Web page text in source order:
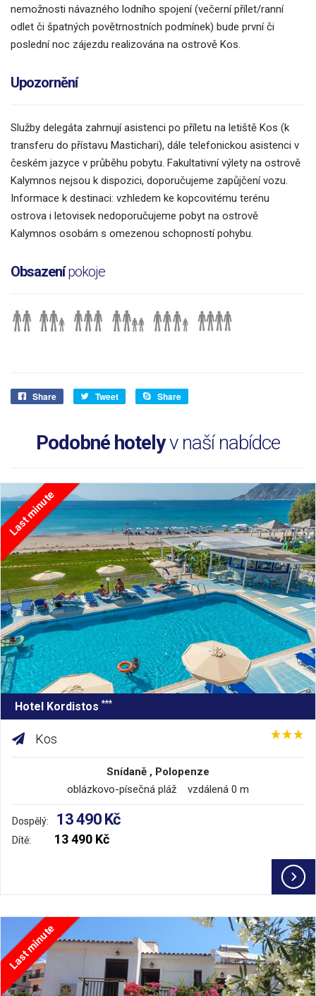
nemožnosti návazného lodního spojení (večerní přílet/ranní
odlet či špatných povětrnostních podmínek) bude první či
poslední noc zájezdu realizována na ostrově Kos.
Upozornění
Služby delegáta zahrnují asistenci po příletu na letiště Kos (k
transferu do přístavu Mastichari), dále telefonickou asistenci v
českém jazyce v průběhu pobytu. Fakultativní výlety na ostrově
Kalymnos nejsou k dispozici, doporučujeme zapůjčení vozu.
Informace k destinaci: vzhledem ke kopcovitému terénu
ostrova i letovisek nedoporučujeme pobyt na ostrově
Kalymnos osobám s omezenou schopností pohybu.
Obsazenípokoje
Share Tweet Share
Podobné hotelyv naší nabídce
Last minute
Hotel Kordistos ***
Kos
Snídaně , Polopenze
oblázkovo-písečná pláž vzdálená 0 m
Dospělý: 13 490 Kč
Dítě: 13 490 Kč
Last minute